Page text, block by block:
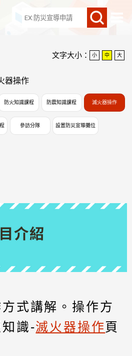
網站導覽
文字大小： 小 中 大
器操作
防火知識課程 防震知識課程 滅火器操作
參訪分隊 設置防災宣導攤位
式講解。操作方
識-滅火器操作頁